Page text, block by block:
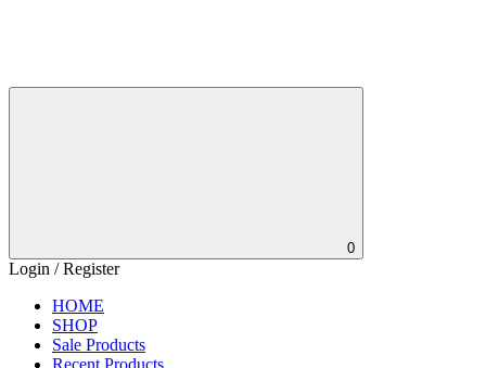
0
Login / Register
HOME
SHOP
Sale Products
Recent Products